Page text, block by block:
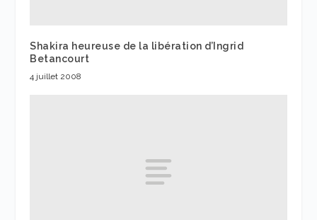
Shakira heureuse de la libération d’Ingrid
Betancourt
4 juillet 2008